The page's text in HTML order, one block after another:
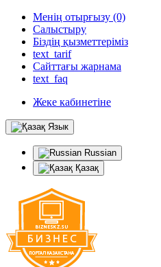
Менің отырғызу (0)
Салыстыру
Біздің қызметтеріміз
text_tarif
Сайттағы жарнама
text_faq
Жеке кабинетіне
Язык
Russian
Қазақ